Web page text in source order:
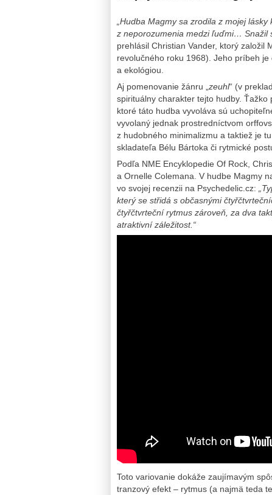
„Hudba Magmy sa zrodila z mojej
z neporozumenia medzi ľuďmi… Snažil
prehlásil Christian Vander, ktorý založil
revolučného roku 1968). Jeho príbeh
a ekológiou.
Aj pomenovanie žánru „ zeuhl“ (v
spirituálny charakter tejto hudby.
ktoré táto hudba vyvoláva sú
vyvolaný jednak prostredníctvom
z hudobného minimalizmu a taktiež je
skladateľa Bélu Bártoka či rytmické
Podľa NME Encyklopedie Of Rock,
a Ornelle Colemana. V hudbe Magmy
vo svojej recenzii na Psychedelic.cz:
který se střidá s občasnými
čtyřčtvrteční rytmus zároveň, za dva
atraktivní záležitost.“
Toto variovanie dokáže zaujímavým
tranzový efekt – rytmus (a najmä teda